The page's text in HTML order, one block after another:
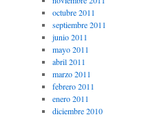
octubre 2011
septiembre 2011
junio 2011
mayo 2011
abril 2011
marzo 2011
febrero 2011
enero 2011
diciembre 2010